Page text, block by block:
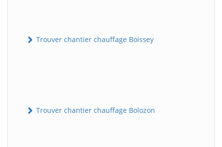
Trouver chantier chauffage Boissey
Trouver chantier chauffage Bolozon